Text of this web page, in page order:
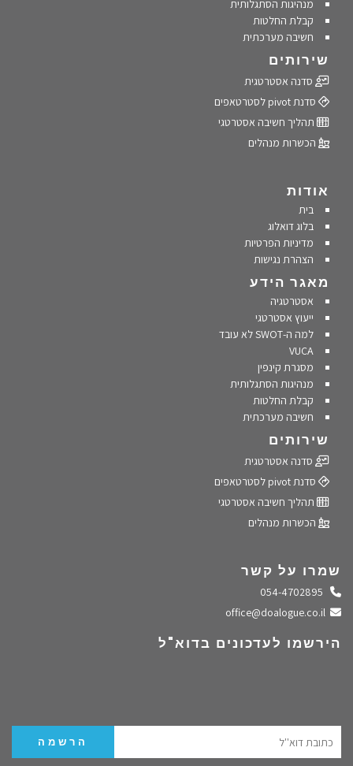
מנהיגות הסתגלותית
קבלת החלטות
חשיבה מערכתית
שירותים
סדנה אסטרטגית
סדנת pivot לסטרטאפים
תהליך חשיבה אסטרטגי
הכשרות מנהלים
אודות
בית
בלוג דואלוג
מדיניות הפרטיות
הצהרת נגישות
מאגר הידע
אסטרטגיה
ייעוץ אסטרטגי
למה ה-SWOT לא עובד
VUCA
מסגרת קינפין
מנהיגות הסתגלותית
קבלת החלטות
חשיבה מערכתית
שירותים
סדנה אסטרטגית
סדנת pivot לסטרטאפים
תהליך חשיבה אסטרטגי
הכשרות מנהלים
שמרו על קשר
התקשרו אלינו
שלחו מייל
הירשמו לעדכונים בדוא"ל